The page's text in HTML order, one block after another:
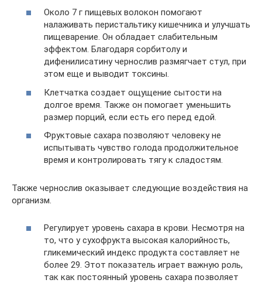
Около 7 г пищевых волокон помогают
налаживать перистальтику кишечника и улучшать
пищеварение. Он обладает слабительным
эффектом. Благодаря сорбитолу и
дифенилисатину чернослив размягчает стул, при
этом еще и выводит токсины.
Клетчатка создает ощущение сытости на
долгое время. Также он помогает уменьшить
размер порций, если есть его перед едой.
Фруктовые сахара позволяют человеку не
испытывать чувство голода продолжительное
время и контролировать тягу к сладостям.
Также чернослив оказывает следующие воздействия на
организм.
Регулирует уровень сахара в крови. Несмотря на
то, что у сухофрукта высокая калорийность,
гликемический индекс продукта составляет не
более 29. Этот показатель играет важную роль,
так как постоянный уровень сахара позволяет